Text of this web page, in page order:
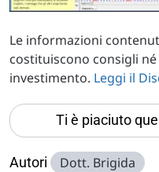
Le informazioni
costituiscono consigli
investimento. Leggi il
Ti è piaciuto
Autori Dott. Brigida